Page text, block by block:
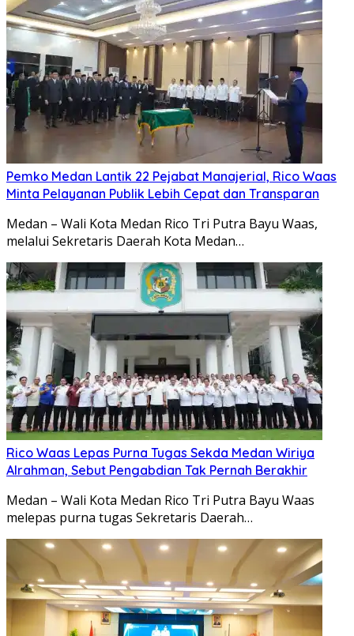
Pemko Medan Lantik 22 Pejabat Manajerial, Rico Waas
Minta Pelayanan Publik Lebih Cepat dan Transparan
Medan – Wali Kota Medan Rico Tri Putra Bayu Waas,
melalui Sekretaris Daerah Kota Medan…
Rico Waas Lepas Purna Tugas Sekda Medan Wiriya
Alrahman, Sebut Pengabdian Tak Pernah Berakhir
Medan – Wali Kota Medan Rico Tri Putra Bayu Waas
melepas purna tugas Sekretaris Daerah…